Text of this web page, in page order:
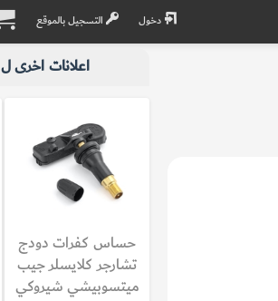
دخول التسجيل بالموقع
اعلانات اخرى ل
حساس كفرات دودج
تشارجر كلايسلر جيب
ميتسوبيشي شيروكي